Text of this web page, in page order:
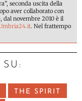
seconda uscita della
aver collaborato con
dal novembre 2010 è il
. Nel frattempo
SU:
THE SPIRIT